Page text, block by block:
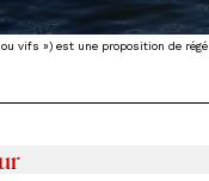
vifs ») est une proposition de